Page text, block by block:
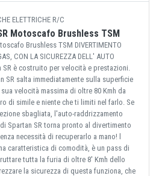
ELETTRICHE R/C
Motoscafo Brushless TSM
Brushless TSM DIVERTIMENTO
CON LA SICUREZZA DELL' AUTO
SR è costruito per velocità e prestazioni.
SR salta immediatamente sulla superficie
velocità massima di oltre 80 Kmh da
di simile e niente che ti limiti nel farlo. Se
sbagliata, l'auto-raddrizzamento
Spartan SR torna pronto al divertimento
necessità di recuperarlo a mano! l
caratteristica di comodità, è un pass di
tutta la furia di oltre 8' Kmh dello
la sicurezza di questa funziona, che